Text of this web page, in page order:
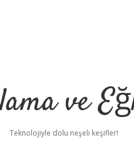
ve
Teknolojiyle dolu neşeli keşifler!